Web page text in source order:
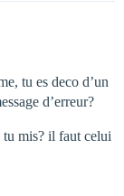
tu es deco d’un
d’erreur?
tu mis? il faut celui